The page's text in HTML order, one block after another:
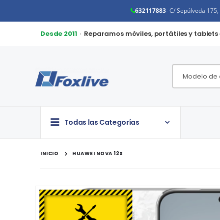
632117883- C/ Sepúlveda
Desde 2011· Reparamos móviles, portátiles y tablets
Todas las Categorías
INICIO HUAWEI NOVA 12S
Saltar
al
final